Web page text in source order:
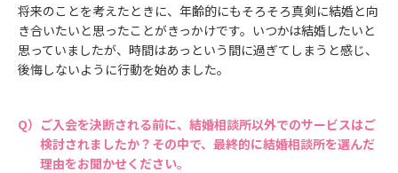
将来のことを考えたときに、年齢的にもそろそろ真剣に結婚と向
き合いたいと思ったことがきっかけです。いつかは結婚したいと
思っていましたが、時間はあっという間に過ぎてしまうと感じ、
後悔しないように行動を始めました。
ご入会を決断される前に、結婚相談所以外でのサービスはご
検討されましたか？その中で、最終的に結婚相談所を選んだ
理由をお聞かせください。